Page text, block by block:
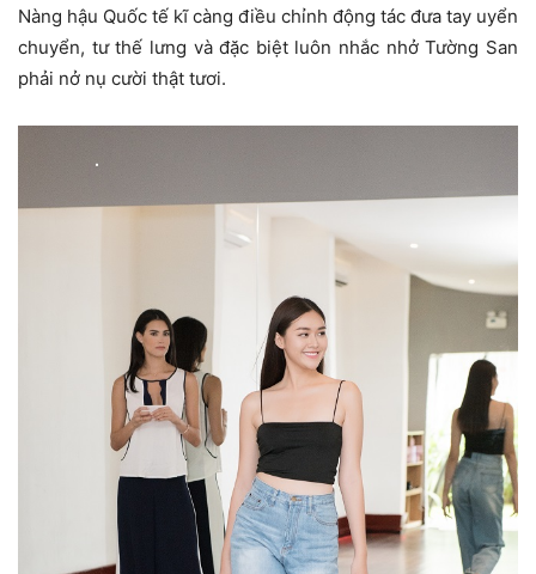
Nàng hậu Quốc tế kĩ càng điều chỉnh động tác đưa tay uyển
chuyển, tư thế lưng và đặc biệt luôn nhắc nhở Tường San
phải nở nụ cười thật tươi.